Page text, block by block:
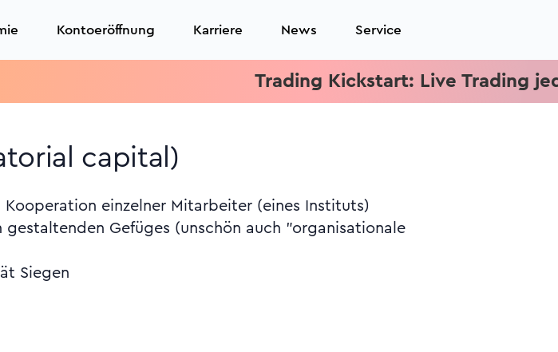
Kontoeröffnung Karriere News Service
Trading Kickstart: Live Trading jeden
capital)
einzelner Mitarbeiter (eines Instituts)
Gefüges (unschön auch "organisationale
Siegen